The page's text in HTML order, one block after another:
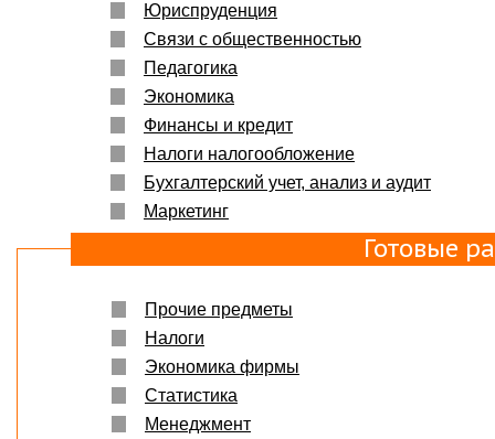
Юриспруденция
Связи с общественностью
Педагогика
Экономика
Финансы и кредит
Налоги налогообложение
Бухгалтерский учет, анализ и аудит
Маркетинг
Готовые
Прочие предметы
Налоги
Экономика фирмы
Статистика
Менеджмент